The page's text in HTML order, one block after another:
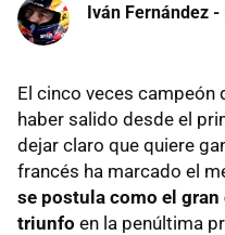
Iván Fernández
El cinco veces campeón
haber salido desde el
dejar claro que quiere
francés ha marcado el
se postula como el
triunfo en la penúltima